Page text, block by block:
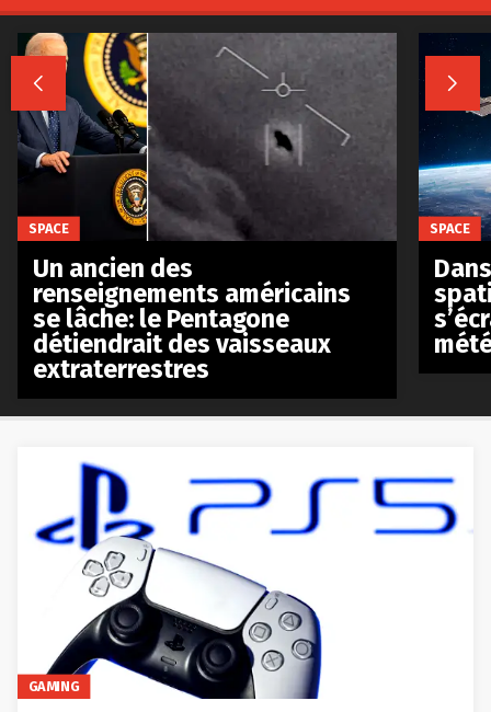
GAMING
 
SPACE
Un ancien des
renseignements américains
se lâche: le Pentagone
détiendrait des vaisseaux
extraterrestres
SPACE